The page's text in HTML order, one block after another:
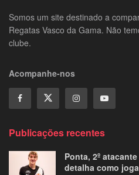
Somos um site destinado a
Regatas Vasco da Gama. Não
clube.
Acompanhe-nos
Publicações recentes
Ponta, 2º
detalha como